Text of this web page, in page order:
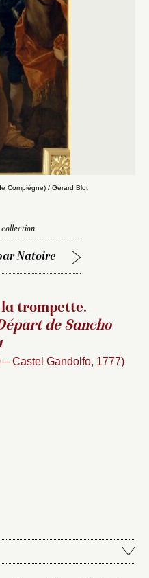
Compiègne) / Gérard Blot
-
Natoire
la trompette.
de Sancho
Castel Gandolfo, 1777)